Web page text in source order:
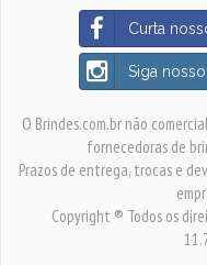
Curta
Siga
O Brindes.com.br não
fornecedoras de
Prazos de entrega, trocas e
Copyright ® Todos os